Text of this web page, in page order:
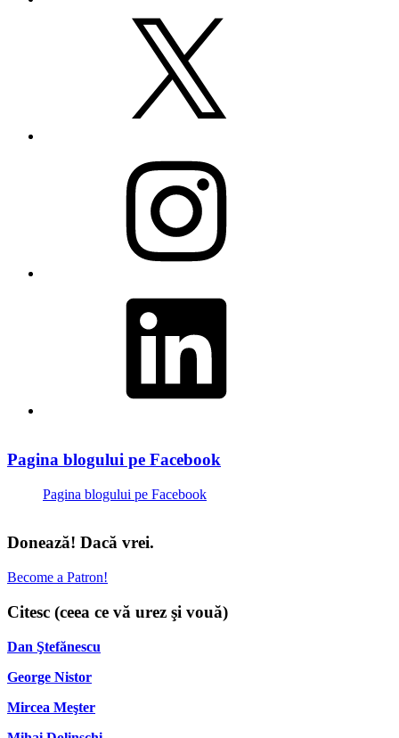
Pagina blogului pe Facebook
Pagina blogului pe Facebook
Donează! Dacă vrei.
Become a Patron!
Citesc (ceea ce vă urez şi vouă)
Dan Ştefănescu
George Nistor
Mircea Meşter